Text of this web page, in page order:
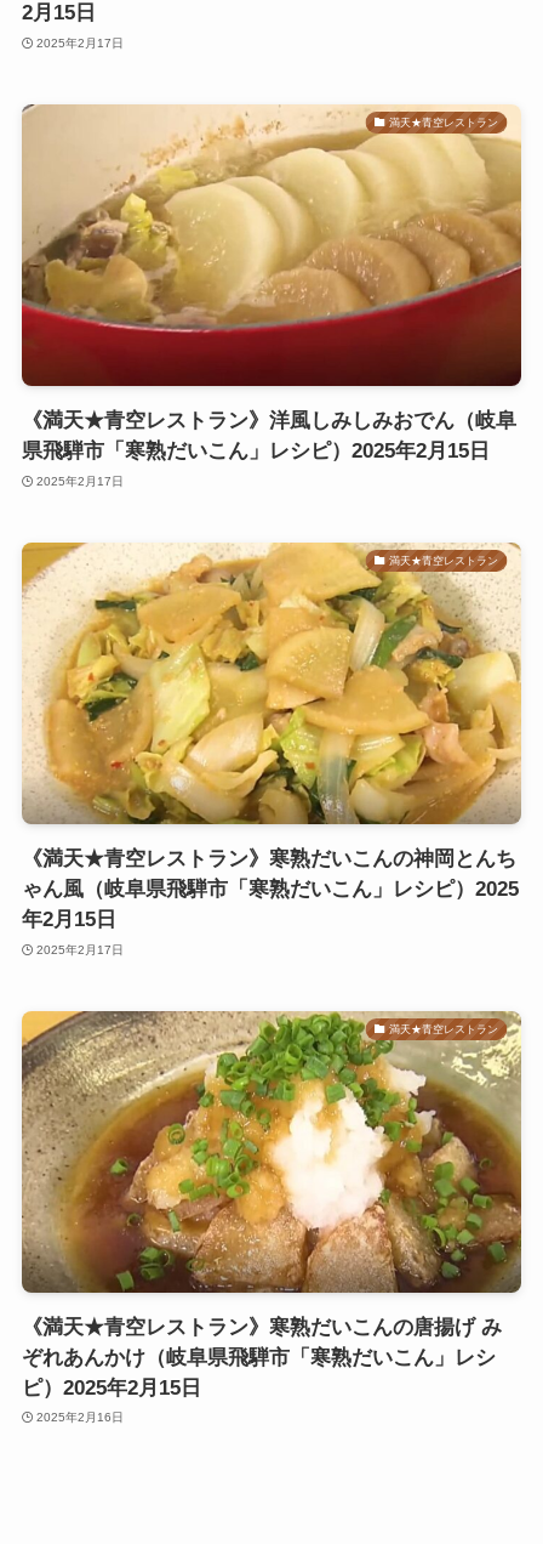
2月15日
2025年2月17日
満天★青空レストラン
《満天★青空レストラン》洋風しみしみおでん（岐阜
県飛騨市「寒熟だいこん」レシピ）2025年2月15日
2025年2月17日
満天★青空レストラン
《満天★青空レストラン》寒熟だいこんの神岡とんち
ゃん風（岐阜県飛騨市「寒熟だいこん」レシピ）2025
年2月15日
2025年2月17日
満天★青空レストラン
《満天★青空レストラン》寒熟だいこんの唐揚げ み
ぞれあんかけ（岐阜県飛騨市「寒熟だいこん」レシ
ピ）2025年2月15日
2025年2月16日